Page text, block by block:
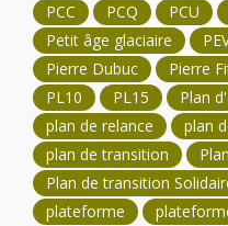
PCC
PCQ PCU
Petit âge glaciaire
Pierre Dubuc
Pierre
PL10
PL15
Plan
plan de relance
plan
plan de transition
Plan de transition
plateforme